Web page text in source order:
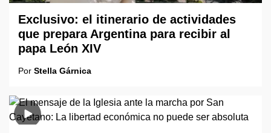
Exclusivo: el itinerario de actividades
que prepara Argentina para recibir al
papa León XIV
Por Stella Gárnica